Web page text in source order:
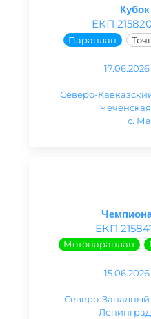
ЕКП
Параплан
Северо-
с.
ЕКП
Мотопараплан
Северо-